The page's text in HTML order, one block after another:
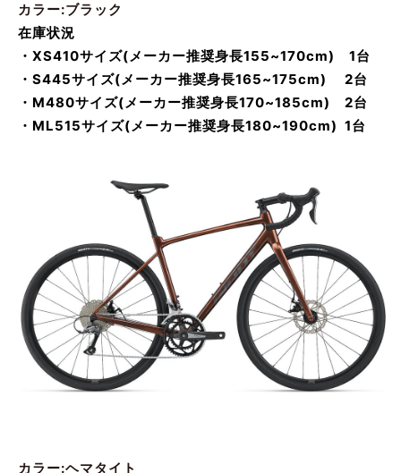
カラー:ブラック
在庫状況
・XS410サイズ(メーカー推奨身長155~170cm) 1台
・S445サイズ(メーカー推奨身長165~175cm) 2台
・M480サイズ(メーカー推奨身長170~185cm) 2台
・ML515サイズ(メーカー推奨身長180~190cm) 1台
カラー:ヘマタイト